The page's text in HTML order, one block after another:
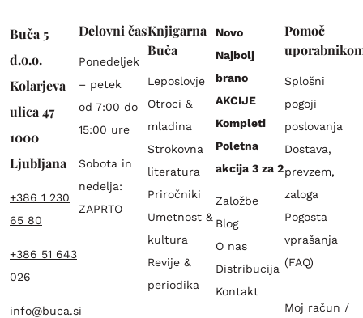
Buča 5
d.o.o.
Kolarjeva
ulica 47
1000
Ljubljana
+386 1 230
65 80
+386 51 643
026
info@buca.si
Delovni čas
Ponedeljek
– petek
od 7:00 do
15:00 ure
Sobota in
nedelja:
ZAPRTO
Knjigarna
Buča
Leposlovje
Otroci &
mladina
Strokovna
literatura
Priročniki
Umetnost &
kultura
Revije &
periodika
Novo
Najbolj
brano
AKCIJE
Kompleti
Poletna
akcija 3 za 2
Založbe
Blog
O nas
Distribucija
Kontakt
Pomoč
Splošni
pogoji
poslovanja
Dostava,
prevzem,
zaloga
Pogosta
vprašanja
(FAQ)
Moj račun /